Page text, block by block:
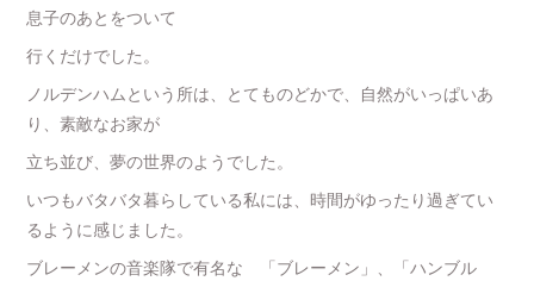
息子のあとをついて
行くだけでした。
ノルデンハムという所は、とてものどかで、自然がいっぱいあ
り、素敵なお家が
立ち並び、夢の世界のようでした。
いつもバタバタ暮らしている私には、時間がゆったり過ぎてい
るように感じました。
ブレーメンの音楽隊で有名な 「ブレーメン」、「ハンブル